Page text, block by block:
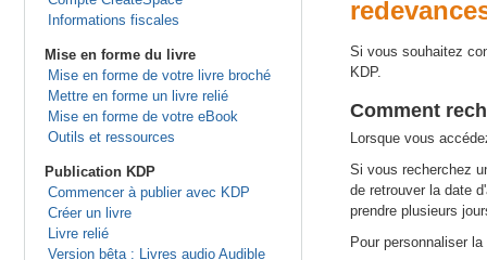
Informations fiscales
Mise en forme du livre
Mise en forme de votre livre broché
Mettre en forme un livre relié
Mise en forme de votre eBook
Outils et ressources
Publication KDP
Commencer à publier avec KDP
Créer un livre
Livre relié
Version bêta : Livres audio Audible
Si vous souhaitez
KDP.
Comment
Lorsque vous
Si vous recherchez
de retrouver la date
prendre plusieurs
Pour personnaliser